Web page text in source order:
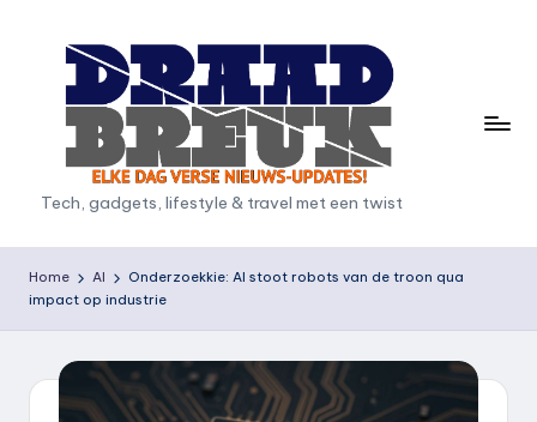
D
r
a
a
b
Tech, gadgets, lifestyle & travel met een twist
Home AI
Onderzoekkie: AI stoot robots van de troon qua
impact op industrie